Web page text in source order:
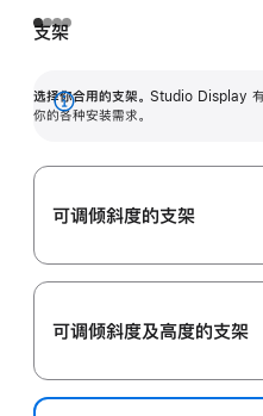
支架
选择你合用的支架。 Studio Display 有
你的各种安装需求。
展
可调倾斜度的支架
可调倾斜度及高‍度的支‍架